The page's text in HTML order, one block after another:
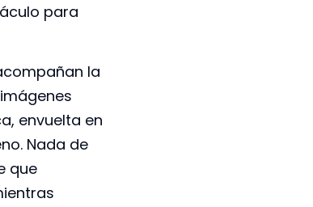
para
la
envuelta en
Nada de
que